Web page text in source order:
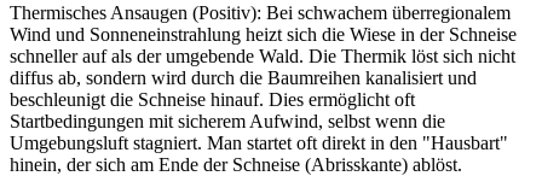
Thermisches Ansaugen (Positiv): Bei schwachem überregionalem
Wind und Sonneneinstrahlung heizt sich die Wiese in der Schneise
schneller auf als der umgebende Wald. Die Thermik löst sich nicht
diffus ab, sondern wird durch die Baumreihen kanalisiert und
beschleunigt die Schneise hinauf. Dies ermöglicht oft
Startbedingungen mit sicherem Aufwind, selbst wenn die
Umgebungsluft stagniert. Man startet oft direkt in den "Hausbart"
hinein, der sich am Ende der Schneise (Abrisskante) ablöst.